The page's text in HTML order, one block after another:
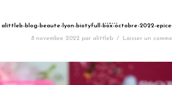
alittleb-blog-beaute-lyon-biotyfull-box-octobre-2022-
8 novembre 2022 par alittleb / Laisser un